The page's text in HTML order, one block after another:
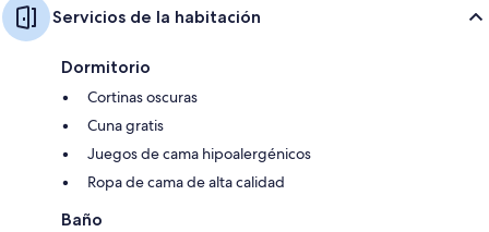
Servicios de la habitación
Dormitorio
Cortinas oscuras
Cuna gratis
Juegos de cama hipoalergénicos
Ropa de cama de alta calidad
Baño